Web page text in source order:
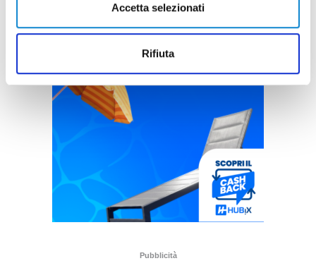
Accetta selezionati
Rifiuta
Pubblicità